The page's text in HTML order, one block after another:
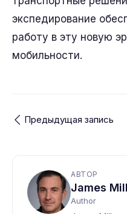
экспедирование
работу в эту новую
мобильности.
Предыдущая запись
АВТОР
James
Author